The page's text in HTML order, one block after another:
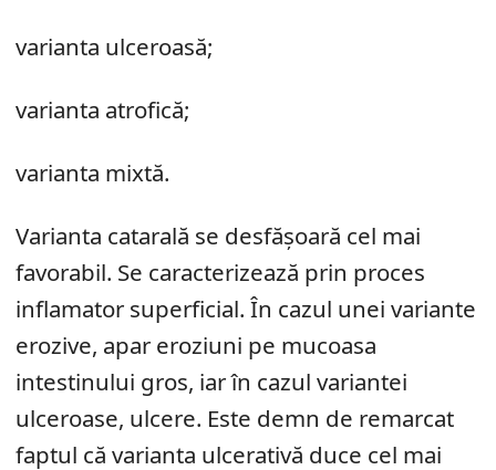
varianta ulceroasă;
varianta atrofică;
varianta mixtă.
Varianta catarală se desfășoară cel mai
favorabil. Se caracterizează prin proces
inflamator superficial. În cazul unei variante
erozive, apar eroziuni pe mucoasa
intestinului gros, iar în cazul variantei
ulceroase, ulcere. Este demn de remarcat
faptul că varianta ulcerativă duce cel mai